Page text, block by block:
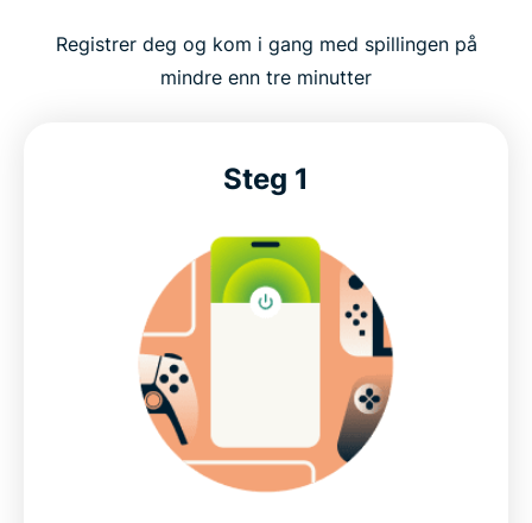
Se de nyeste tilbudene på ExpressVPN for gaming
Høyytelses-VPN for fartsfylt gaming
Bygget for virkelige spillmiljøer
Koble trygt til favorittspillene dine
Beskytt dataene dine og tilkoblingen din når du
Dette sier våre mest fornøyde kunder
Registrer deg og kom i gang med spillingen på
mindre enn tre minutter
Steg 1